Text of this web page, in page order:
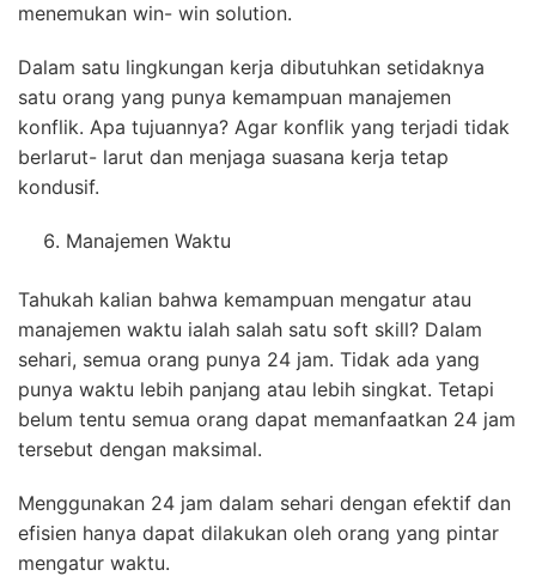
menemukan win- win solution.
Dalam satu lingkungan kerja dibutuhkan setidaknya
satu orang yang punya kemampuan manajemen
konflik. Apa tujuannya? Agar konflik yang terjadi tidak
berlarut- larut dan menjaga suasana kerja tetap
kondusif.
Manajemen Waktu
Tahukah kalian bahwa kemampuan mengatur atau
manajemen waktu ialah salah satu soft skill? Dalam
sehari, semua orang punya 24 jam. Tidak ada yang
punya waktu lebih panjang atau lebih singkat. Tetapi
belum tentu semua orang dapat memanfaatkan 24 jam
tersebut dengan maksimal.
Menggunakan 24 jam dalam sehari dengan efektif dan
efisien hanya dapat dilakukan oleh orang yang pintar
mengatur waktu.